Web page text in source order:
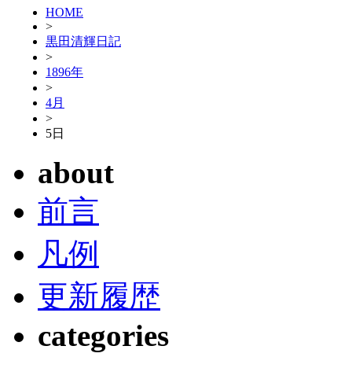
HOME
>
黒田清輝日記
>
1896年
>
4月
>
5日
about
前言
凡例
更新履歴
categories